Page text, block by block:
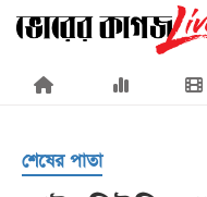
×
শেষের পাতা